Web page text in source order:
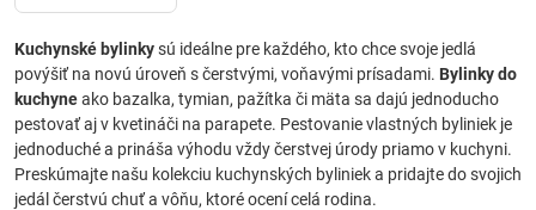
Kuchynské bylinkysú ideálne pre každého, kto chce svoje jedlá
povýšiť na novú úroveň s čerstvými, voňavými prísadami. Bylinky do
kuchyneako bazalka, tymian, pažítka či mäta sa dajú jednoducho
pestovať aj v kvetináči na parapete. Pestovanie vlastných byliniek je
jednoduché a prináša výhodu vždy čerstvej úrody priamo v kuchyni.
Preskúmajte našu kolekciu kuchynských byliniek a pridajte do svojich
jedál čerstvú chuť a vôňu, ktoré ocení celá rodina.